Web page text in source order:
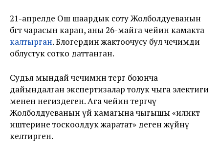
21-апрелде Ош шаардык соту Жолболдуеванын
бөгөт чарасын карап, аны 26-майга чейин камакта
калтырган. Блогердин жактоочусу бул чечимди
облустук сотко даттанган.
Судья мындай чечимин тергөө боюнча
дайындалган экспертизалар толук чыга электиги
менен негиздеген. Ага чейин тергөөчү
Жолболдуеванын үй камагына чыгышы «иликтөө
иштерине тоскоолдук жаратат» деген жүйөөнү
келтирген.